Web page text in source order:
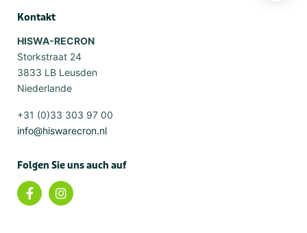
Kontakt
HISWA-RECRON
Storkstraat 24
3833 LB Leusden
Niederlande
+31 (0)33 303 97 00
info@hiswarecron.nl
Folgen Sie uns auch auf